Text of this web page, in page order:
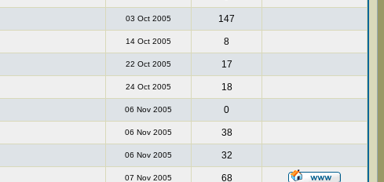
03 Oct 2005 147
14 Oct 2005 8
22 Oct 2005 17
24 Oct 2005 18
06 Nov 2005 0
06 Nov 2005 38
06 Nov 2005 32
07 Nov 2005 68